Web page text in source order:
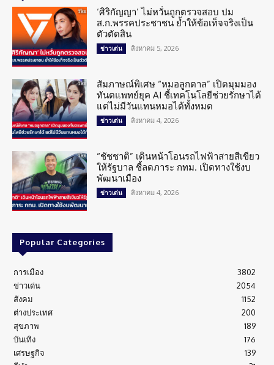
‘ศิริกัญญา’ ไม่หวั่นถูกตรวจสอบ ปม
ส.ก.พรรคประชาชน ย้ำให้ข้อเท็จจริงเป็น
ตัวตัดสิน
ข่าวเด่น สิงหาคม 5, 2026
สัมภาษณ์พิเศษ “หมอลูกตาล” เปิดมุมมอง
ทันตแพทย์ยุค AI ชี้เทคโนโลยีช่วยรักษาได้
แต่ไม่มีวันแทนหมอได้ทั้งหมด
ข่าวเด่น สิงหาคม 4, 2026
“ชัชชาติ” เดินหน้าโอนรถไฟฟ้าสายสีเขียว
ให้รัฐบาล ชี้ลดภาระ กทม. เปิดทางใช้งบ
พัฒนาเมือง
ข่าวเด่น สิงหาคม 4, 2026
Popular Categories
การเมือง
3802
ข่าวเด่น
2054
สังคม
1152
ต่างประเทศ
200
สุขภาพ
189
บันเทิง
176
เศรษฐกิจ
139